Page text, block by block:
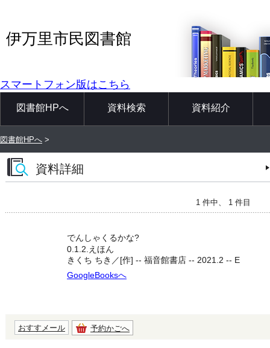
伊万里市民図書館
スマートフォン版はこちら
図書館HPへ 資料検索 資料紹介
図書館HPへ >
資料詳細
1 件中、 1 件目
でんしゃくるかな?
0.1.2.えほん
きくち ちき／[作] -- 福音館書店 -- 2021.2 -- E
GoogleBooksへ
おすすメール 予約かごへ